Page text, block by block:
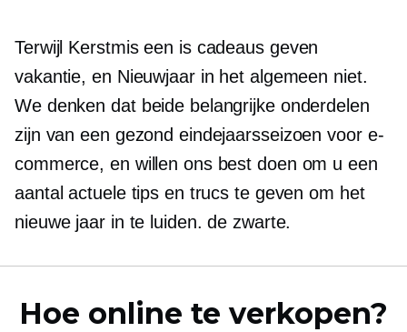
Terwijl Kerstmis een is cadeaus geven
vakantie, en Nieuwjaar in het algemeen niet.
We denken dat beide belangrijke onderdelen
zijn van een gezond eindejaarsseizoen voor e-
commerce, en willen ons best doen om u een
aantal actuele tips en trucs te geven om het
nieuwe jaar in te luiden. de zwarte.
Hoe online te verkopen?